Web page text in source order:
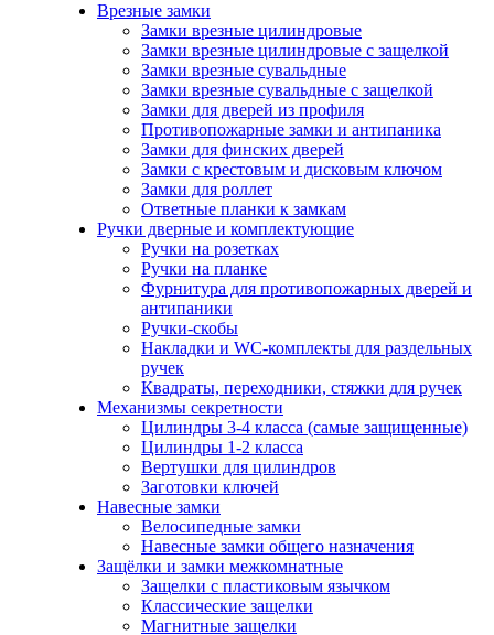
Врезные замки
Замки врезные цилиндровые
Замки врезные цилиндровые с защелкой
Замки врезные сувальдные
Замки врезные сувальдные с защелкой
Замки для дверей из профиля
Противопожарные замки и антипаника
Замки для финских дверей
Замки с крестовым и дисковым ключом
Замки для роллет
Ответные планки к замкам
Ручки дверные и комплектующие
Ручки на розетках
Ручки на планке
Фурнитура для противопожарных дверей и
антипаники
Ручки-скобы
Накладки и WC-комплекты для раздельных
ручек
Квадраты, переходники, стяжки для ручек
Механизмы секретности
Цилиндры 3-4 класса (самые защищенные)
Цилиндры 1-2 класса
Вертушки для цилиндров
Заготовки ключей
Навесные замки
Велосипедные замки
Навесные замки общего назначения
Защёлки и замки межкомнатные
Защелки с пластиковым язычком
Классические защелки
Магнитные защелки